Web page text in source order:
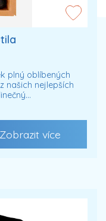
plný oblíbených
našich nejlepších
Zobrazit více